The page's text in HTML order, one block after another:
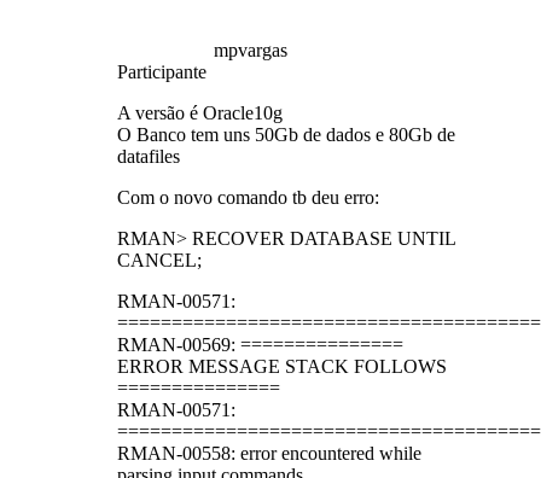
mpvargas
Participante
A versão é Oracle10g
O Banco tem uns 50Gb de dados e 80Gb de
datafiles
Com o novo comando tb deu erro:
RMAN> RECOVER DATABASE UNTIL
CANCEL;
RMAN-00571:
RMAN-00569: ===============
ERROR MESSAGE STACK FOLLOWS
===============
RMAN-00571:
RMAN-00558: error encountered while